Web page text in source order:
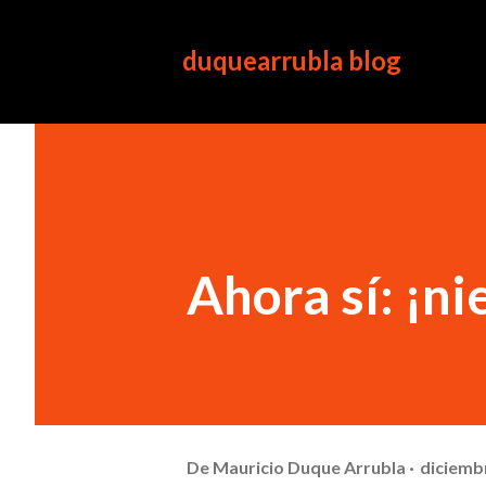
duquearrubla blog
Ahora sí:
De Mauricio Duque Arrubla